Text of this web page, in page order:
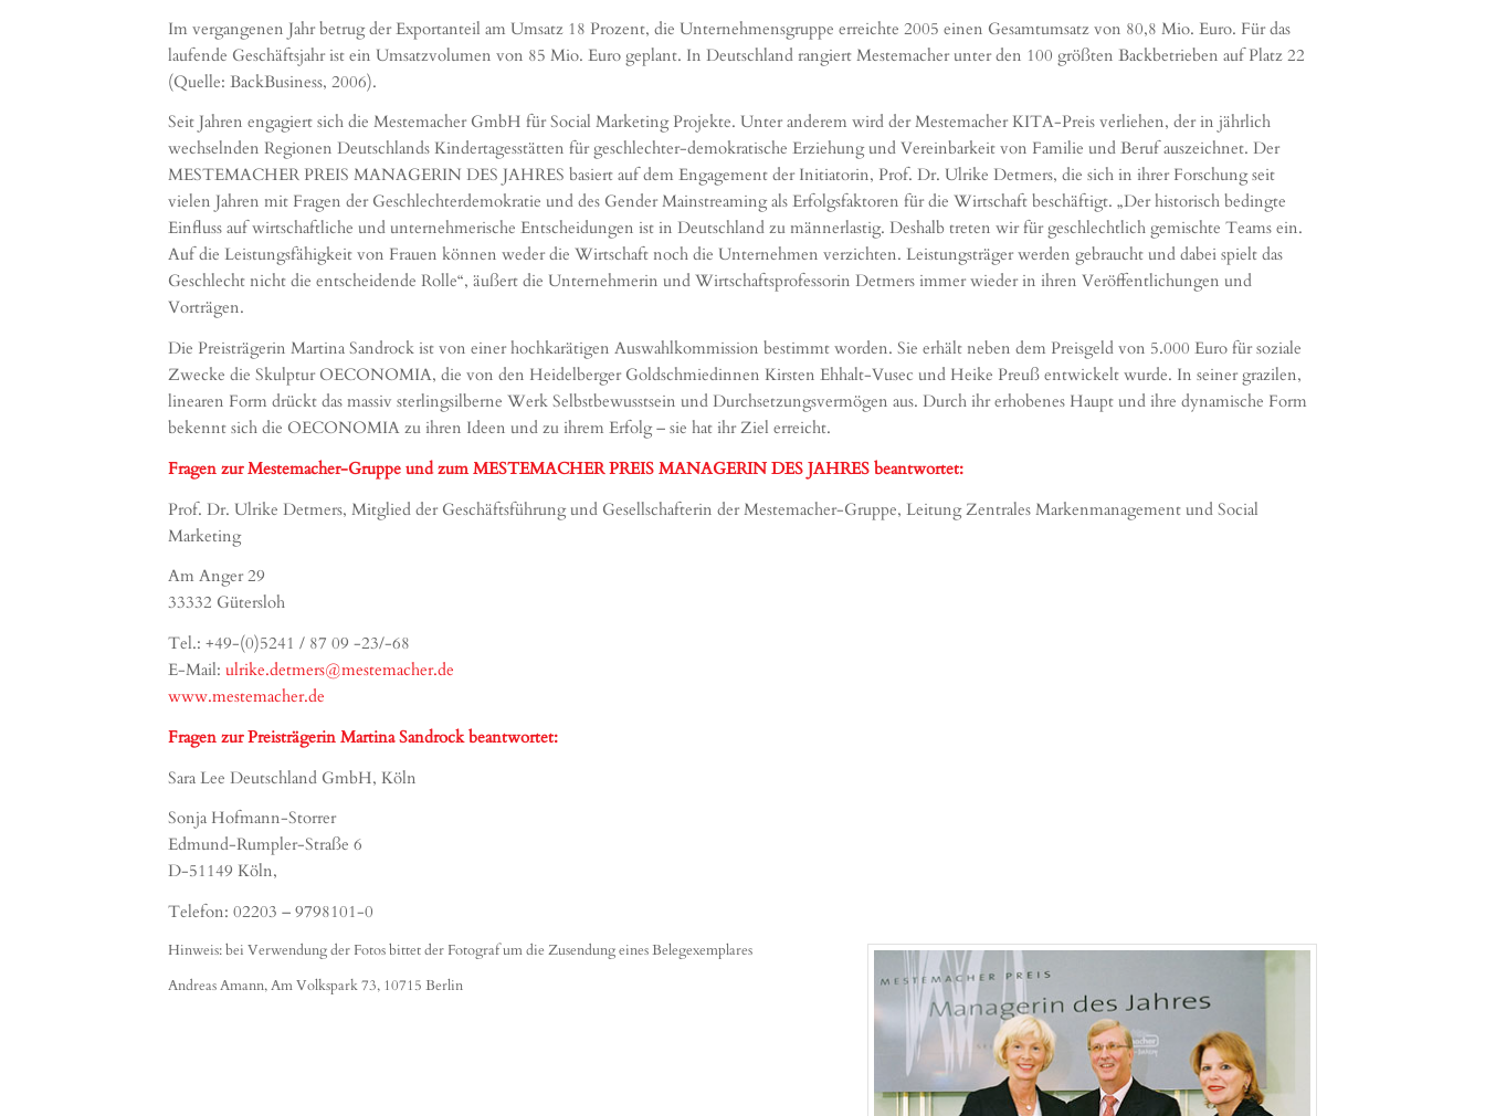
Im vergangenen Jahr betrug der Exportanteil am Umsatz 18 Prozent, die Unternehmensgruppe erreichte 2005 einen Gesamtumsatz von 80,8 Mio. Euro. Für das
laufende Geschäftsjahr ist ein Umsatzvolumen von 85 Mio. Euro geplant. In Deutschland rangiert Mestemacher unter den 100 größten Backbetrieben auf Platz 22
(Quelle: BackBusiness, 2006).
Seit Jahren engagiert sich die Mestemacher GmbH für Social Marketing Projekte. Unter anderem wird der Mestemacher KITA-Preis verliehen, der in jährlich
wechselnden Regionen Deutschlands Kindertagesstätten für geschlechter-demokratische Erziehung und Vereinbarkeit von Familie und Beruf auszeichnet. Der
MESTEMACHER PREIS MANAGERIN DES JAHRES basiert auf dem Engagement der Initiatorin, Prof. Dr. Ulrike Detmers, die sich in ihrer Forschung seit
vielen Jahren mit Fragen der Geschlechterdemokratie und des Gender Mainstreaming als Erfolgsfaktoren für die Wirtschaft beschäftigt. „Der historisch bedingte
Einfluss auf wirtschaftliche und unternehmerische Entscheidungen ist in Deutschland zu männerlastig. Deshalb treten wir für geschlechtlich gemischte Teams ein.
Auf die Leistungsfähigkeit von Frauen können weder die Wirtschaft noch die Unternehmen verzichten. Leistungsträger werden gebraucht und dabei spielt das
Geschlecht nicht die entscheidende Rolle“, äußert die Unternehmerin und Wirtschaftsprofessorin Detmers immer wieder in ihren Veröffentlichungen und
Vorträgen.
Die Preisträgerin Martina Sandrock ist von einer hochkarätigen Auswahlkommission bestimmt worden. Sie erhält neben dem Preisgeld von 5.000 Euro für soziale
Zwecke die Skulptur OECONOMIA, die von den Heidelberger Goldschmiedinnen Kirsten Ehhalt-Vusec und Heike Preuß entwickelt wurde. In seiner grazilen,
linearen Form drückt das massiv sterlingsilberne Werk Selbstbewusstsein und Durchsetzungsvermögen aus. Durch ihr erhobenes Haupt und ihre dynamische Form
bekennt sich die OECONOMIA zu ihren Ideen und zu ihrem Erfolg – sie hat ihr Ziel erreicht.
Fragen zur Mestemacher-Gruppe und zum MESTEMACHER PREIS MANAGERIN DES JAHRES beantwortet:
Prof. Dr. Ulrike Detmers, Mitglied der Geschäftsführung und Gesellschafterin der Mestemacher-Gruppe, Leitung Zentrales Markenmanagement und Social
Marketing
Am Anger 29
33332 Gütersloh
Tel.: +49-(0)5241 / 87 09 -23/-68
E-Mail: ulrike.detmers@mestemacher.de
www.mestemacher.de
Fragen zur Preisträgerin Martina Sandrock beantwortet:
Sara Lee Deutschland GmbH, Köln
Sonja Hofmann-Storrer
Edmund-Rumpler-Straße 6
D-51149 Köln,
Telefon: 02203 – 9798101-0
Hinweis: bei Verwendung der Fotos bittet der Fotograf um die Zusendung eines Belegexemplares
Andreas Amann, Am Volkspark 73, 10715 Berlin